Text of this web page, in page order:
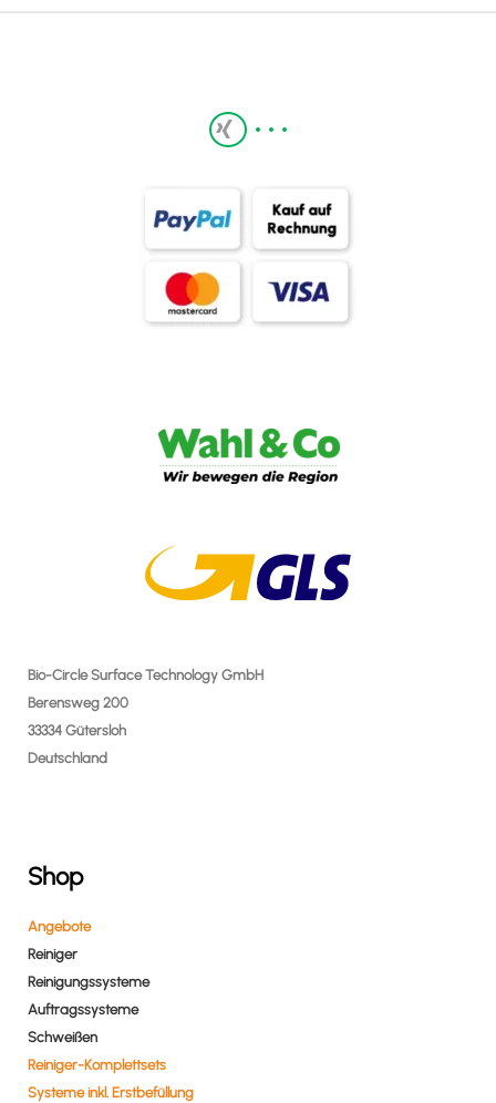
Bio-Circle Surface Technology GmbH
Berensweg 200
33334 Gütersloh
Deutschland
Shop
Angebote
Reiniger
Reinigungssysteme
Auftragssysteme
Schweißen
Reiniger-Komplettsets
Systeme inkl. Erstbefüllung